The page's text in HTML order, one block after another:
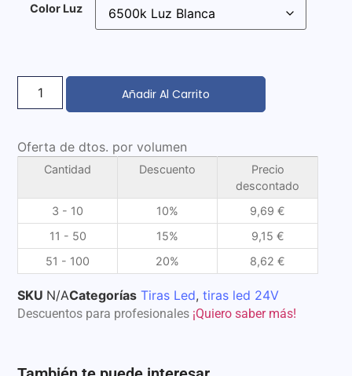
Color Luz
Añadir Al Carrito
Oferta de dtos. por volumen
Cantidad Descuento
Precio
descontado
3 - 10
10% 9,69€
11 - 50
15% 9,15 €
51 - 100
20% 8,62€
SKU N/ACategorías Tiras Led,tiras led 24V
Descuentos para profesionales ¡Quiero saber más!